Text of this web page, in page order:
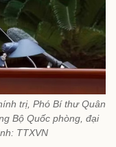
trị, Phó Bí thư Quân
Bộ Quốc phòng, đại
TTXVN